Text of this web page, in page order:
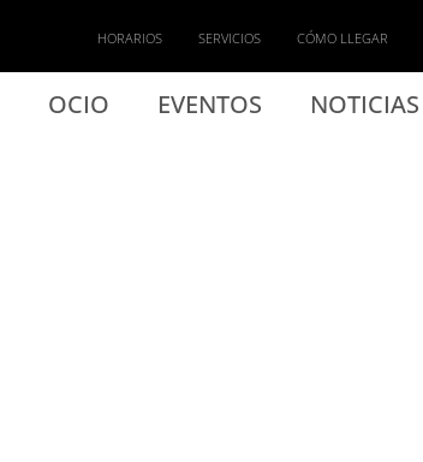
OCIO EVENTOS NOTICIAS
HORARIOS SERVICIOS CÓMO LLEGAR